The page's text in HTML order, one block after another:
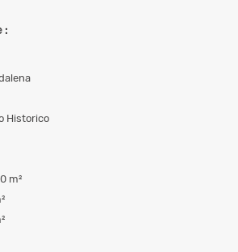
:
Historico
m²